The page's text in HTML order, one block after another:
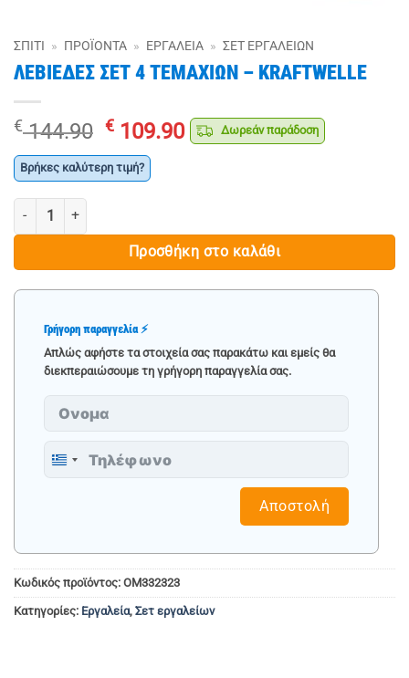
ΣΠΊΤΙ » ΠΡΟΪΌΝΤΑ » ΕΡΓΑΛΕΊΑ » ΣΕΤ ΕΡΓΑΛΕΊΩΝ
ΛΕΒΙΕΔΕΣ ΣΕΤ 4 ΤΕΜΑΧΙΩΝ – KRAFTWELLE
€144.90 Original
price
was:
€ 109.90Η
τρέχουσα
Δωρεάν παράδοση
Βρήκες καλύτερη τιμή?
ΛΕΒΙΕΔΕΣ ΣΕΤ 4 ΤΕΜΑΧΙΩΝ - KRAFTWELLE ποσότητα
Προσθήκη στο καλάθι
Γρήγορη παραγγελία ⚡
Απλώς αφήστε τα στοιχεία σας παρακάτω και εμείς θα
διεκπεραιώσουμε τη γρήγορη παραγγελία σας.
Greece
Αποστολή
Κωδικός προϊόντος: OM332323
Κατηγορίες: Εργαλεία, Σετ εργαλείων